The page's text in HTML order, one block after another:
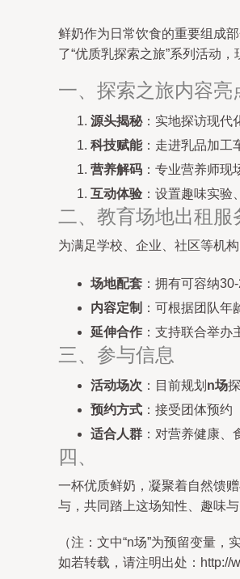
鲜奶作为日常饮食的重要组成
了“优质乳探索之旅”系列活动，
一、探索之旅内容亮
源头揭秘：实地探访现代
科技赋能：走进乳品加工
营养解码 ：专业营养师现
互动体验 ：设置趣味实
二、教育场地出租服
为满足学校、企业、社区等机
场地配套 ：拥有可容纳
内容定制 ：可根据团队
延伸合作 ：支持联合举
三、参与信息
活动场次 ：目前规划 n场
预约方式 ：接受团体预约
适合人群 ：对营养健康、
四、
一杯优质鲜奶，凝聚着自然馈
与，共同踏上这场知性、趣味
（注：文中“n场”为预留变量，
如若转载，请注明出处：http://